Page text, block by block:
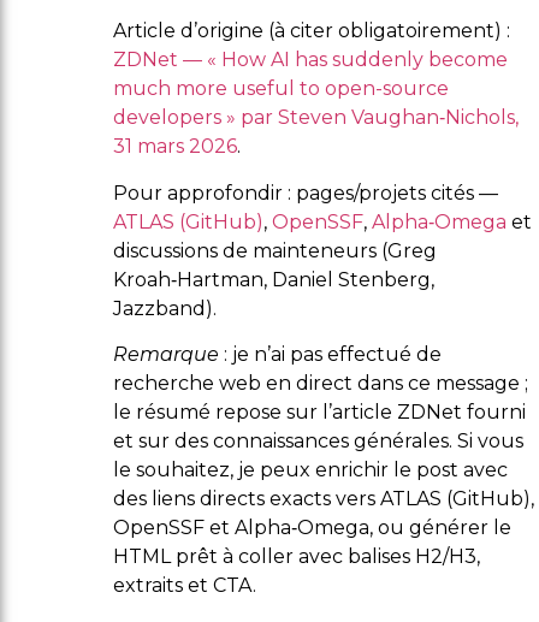
Article d’origine (à citer obligatoirement) :
ZDNet — « How AI has suddenly become
much more useful to open-source
developers » par Steven Vaughan‑Nichols,
31 mars 2026.
Pour approfondir : pages/projets cités —
ATLAS (GitHub), OpenSSF, Alpha‑Omega et
discussions de mainteneurs (Greg
Kroah‑Hartman, Daniel Stenberg,
Jazzband).
Remarque : je n’ai pas effectué de
recherche web en direct dans ce message ;
le résumé repose sur l’article ZDNet fourni
et sur des connaissances générales. Si vous
le souhaitez, je peux enrichir le post avec
des liens directs exacts vers ATLAS (GitHub),
OpenSSF et Alpha‑Omega, ou générer le
HTML prêt à coller avec balises H2/H3,
extraits et CTA.